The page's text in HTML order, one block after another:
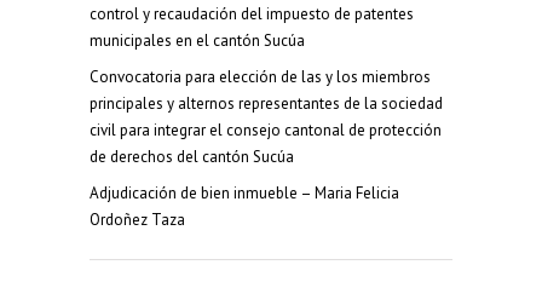
control y recaudación del impuesto de patentes
municipales en el cantón Sucúa
Convocatoria para elección de las y los miembros
principales y alternos representantes de la sociedad
civil para integrar el consejo cantonal de protección
de derechos del cantón Sucúa
Adjudicación de bien inmueble – Maria Felicia
Ordoñez Taza